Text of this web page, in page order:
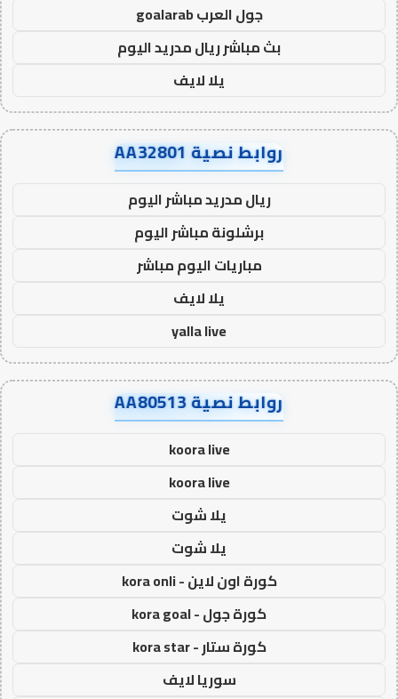
جول العرب goalarab
بث مباشر ريال مدريد اليوم
يلا لايف
روابط نصية AA32801
ريال مدريد مباشر اليوم
برشلونة مباشر اليوم
مباريات اليوم مباشر
يلا لايف
yalla live
روابط نصية AA80513
koora live
koora live
يلا شوت
يلا شوت
كورة اون لاين - kora onli
كورة جول - kora goal
كورة ستار - kora star
سوريا لايف